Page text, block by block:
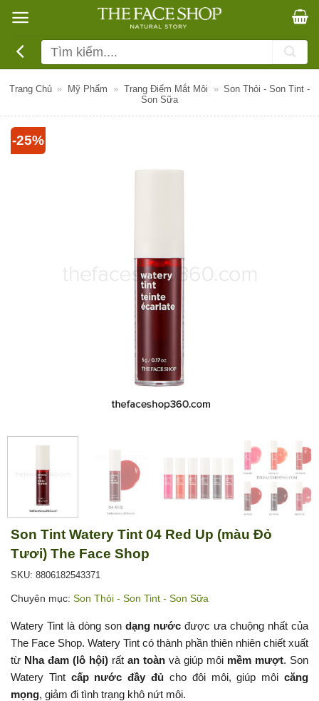
qua
dung
Tìm
kiếm:
Trang Chủ » Mỹ Phẩm » Trang Điểm Mắt Môi » Son Thỏi - Son Tint -
Son Sữa
-25%
Son Tint Watery Tint 04 Red Up (màu Đỏ
Tươi) The Face Shop
SKU: 8806182543371
Chuyên mục: Son Thỏi - Son Tint - Son Sữa
Watery Tint là dòng son dạng nước được ưa chuộng nhất của
The Face Shop. Watery Tint có thành phần thiên nhiên chiết xuất
từ Nha đam (lô hội) rất an toàn và giúp môi mềm mượt. Son
Watery Tint cấp nước đầy đủ cho đôi môi, giúp môicăng
mọng, giảm đi tình trạng khô nứt môi.